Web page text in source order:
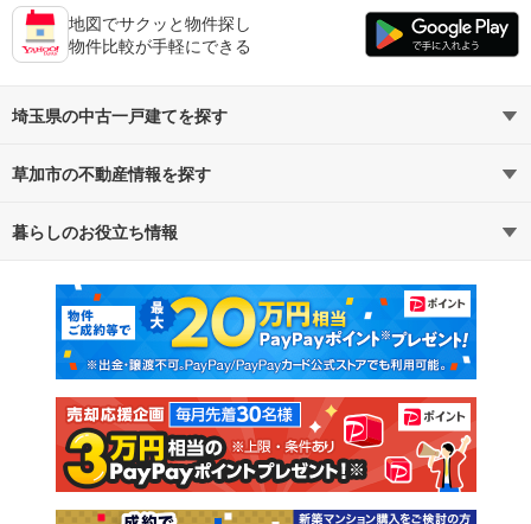
地図でサクッと物件探し
物件比較が手軽にできる
埼玉県の中古一戸建てを探す
路線・駅から探す
通勤・通学時間から探す
草加市の不動産情報を探す
不動産・住宅
新築マンション 中古マンション
新築一戸建て 中古一戸建て
注文住宅 土地
売却査定
暮らしのお役立ち情報
マンションカタログ 教えて！住まいの先生